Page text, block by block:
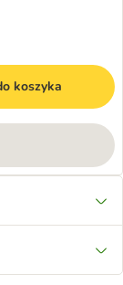
koszyka